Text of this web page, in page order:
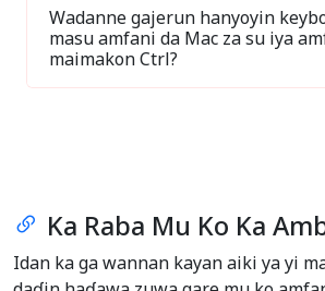
Wadanne gajerun hanyoyin
masu amfani da Mac za su iya amfani da su
maimakon Ctrl?
Ka Raba Mu Ko Ka
Idan ka ga wannan kayan aiki ya yi